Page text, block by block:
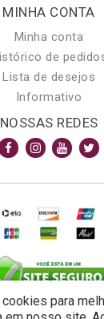
MINHA CONTA
Minha conta
de
Lista de desejos
Informativo
NOSSAS REDES
para